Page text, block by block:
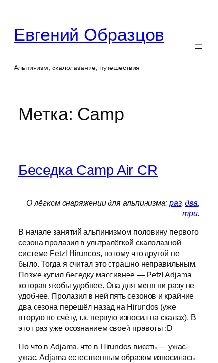
содержимому
Евгений Образцов
Альпинизм, скалолазание, путешествия
Метка: Camp
Беседка Camp Air CR
О лёгком снаряжении для альпинизма: раз,два,
три.
В начале занятий альпинизмом половину первого
сезона пролазил в ультралёгкой скалолазной
системе Petzl Hirundos, потому что другой не
было. Тогда я считал это страшно неправильным.
Позже купил беседку массивнее — Petzl Adjama,
которая якобы удобнее. Она для меня ни разу не
удобнее. Пролазил в ней пять сезонов и крайние
два сезона перешёл назад на Hirundos (уже
вторую по счёту, т.к. первую износил на скалах). В
этот раз уже осознанием своей правоты :D
Но что в Adjama, что в Hirundos висеть — ужас-
ужас. Adjama естественным образом износилась